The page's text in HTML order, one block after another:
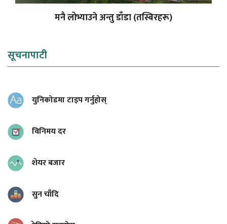
मनै लोभ्याउने अन्तु डाँडा (तस्बिरहरू)
सूचनापाटी
युनिकोडमा टाइप गर्नुहोस्
विनिमय दर
शेयर बजार
सुन चाँदि